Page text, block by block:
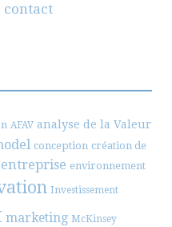
contact
AFAV analyse de la Valeur
conception création de
entreprise environnement
Investissement
marketing McKinsey